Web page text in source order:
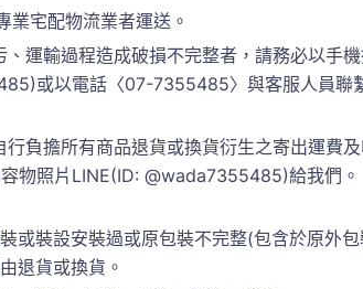
業宅配物流業者運送。
運輸過程造成破損不完整者，請務必以手
或以電話〈07-7355485〉與客服人員聯
負擔所有商品退貨或換貨衍生之寄出運費
物照片LINE(ID: @wada7355485)給我們。
或裝設安裝過或原包裝不完整(包含於原外
退貨或換貨。